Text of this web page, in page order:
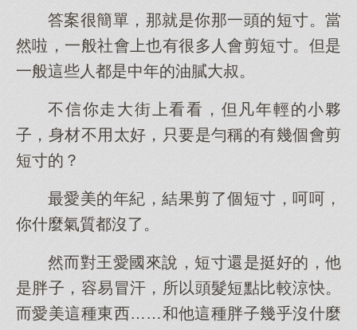
答案很簡單，那就是你那一頭的短寸。當
然啦，一般社會上也有很多人會剪短寸。但是
一般這些人都是中年的油膩大叔。
不信你走大街上看看，但凡年輕的小夥
子，身材不用太好，只要是勻稱的有幾個會剪
短寸的？
最愛美的年紀，結果剪了個短寸，呵呵，
你什麼氣質都沒了。
然而對王愛國來說，短寸還是挺好的，他
是胖子，容易冒汗，所以頭髮短點比較涼快。
而愛美這種東西……和他這種胖子幾乎沒什麼